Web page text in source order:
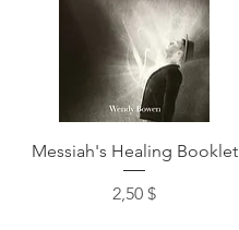
Быстрый просмотр
Messiah's Healing Booklet
Цена
2,50 $